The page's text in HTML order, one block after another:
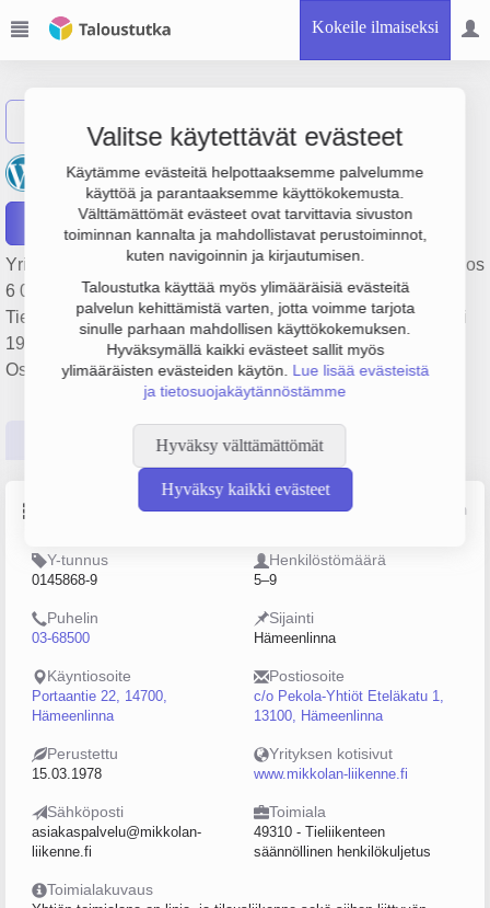
Kokeile ilmaiseksi
Valitse käytettävät evästeet
Käytämme evästeitä helpottaaksemme palvelumme
käyttöä ja parantaaksemme käyttökokemusta.
Välttämättömät evästeet ovat tarvittavia sivuston
toiminnan kannalta ja mahdollistavat perustoiminnot,
kuten navigoinnin ja kirjautumisen.
Taloustutka käyttää myös ylimääräisiä evästeitä
palvelun kehittämistä varten, jotta voimme tarjota
sinulle parhaan mahdollisen käyttökokemuksen.
Hyväksymällä kaikki evästeet sallit myös
ylimääräisten evästeiden käytön. Lue lisää evästeistä
ja tietosuojakäytännöstämme
Hyväksy välttämättömät
Hyväksy kaikki evästeet
Mikkolan Liikenne Oy
Raportit
Yrityksen Mikkolan Liikenne Oy liikevaihto on 528 000 €, tulos
6 000 € ja henkilöstömäärä 6. Sen päätoimiala on
Tieliikenteen säännöllinen henkilökuljetus, perustamisvuosi
1978 ja sijainti Hämeenlinna. Yrityksen yhtiömuoto
Osakeyhtiö (OY).
Tilinpäätösluvut Päättäjätiedot
Lähde: YTJ, PRH, Traficom
Y-tunnus
0145868-9
Henkilöstömäärä
5–9
Puhelin
03-68500
Sijainti
Hämeenlinna
Käyntiosoite
Portaantie 22, 14700,
Hämeenlinna
Postiosoite
c/o Pekola-Yhtiöt Eteläkatu 1,
13100, Hämeenlinna
Perustettu
15.03.1978
Yrityksen kotisivut
www.mikkolan-liikenne.fi
Sähköposti
asiakaspalvelu@mikkolan-
liikenne.fi
Toimiala
49310 - Tieliikenteen
säännöllinen henkilökuljetus
Toimialakuvaus